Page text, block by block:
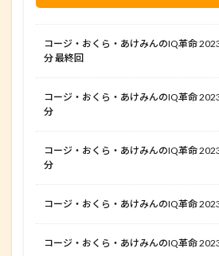
コージ・おくら・あけみんのIQ革命
分 最終回
コージ・おくら・あけみんのIQ革命
分
コージ・おくら・あけみんのIQ革命
分
コージ・おくら・あけみんのIQ革命
コージ・おくら・あけみんのIQ革命